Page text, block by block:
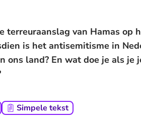
terreuraanslag van Hamas op
is het antisemitisme in
ons land? En wat doe je als
Simpele tekst